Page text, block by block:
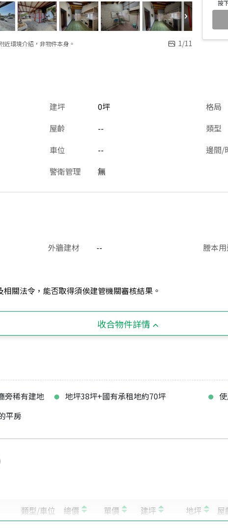
近環境介紹，非物件本身。 1/11
按
建坪 0坪 格局
屋齡 -- 類型
車位 -- 邊間/
警衛管理 無
外牆建材 -- 謄本
關法令，能否取得須俟建管機關審核結果。
收合物件詳情
旁稀有建地 地坪38坪+國有承租地約70坪
平房